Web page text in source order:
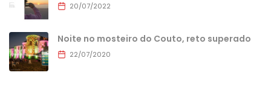
20/07/2022
Noite no mosteiro do Couto, reto superado
22/07/2020